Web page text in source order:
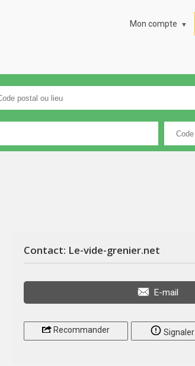
Mon compte
Contact: Le-vide-grenier.net
E-mail
Recommander Signaler